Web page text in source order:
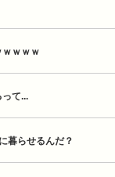
ｗｗｗｗ
って...
暮らせるんだ？